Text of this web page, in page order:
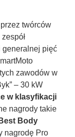
twórców
generalnej pięć
zawodów w
– 30 kW
w klasyfikacji
nagrody takie
Body
nagrodę Pro